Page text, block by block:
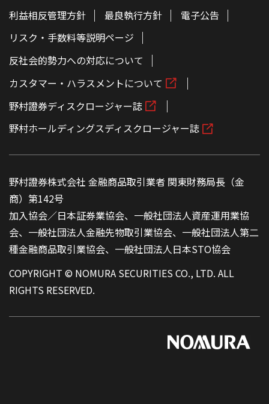
利益相反管理方針
最良執行方針
電子公告
リスク・手数料等説明ページ
反社会的勢力への対応について
カスタマー・ハラスメントについて
野村證券ディスクロージャー誌
野村ホールディングスディスクロージャー誌
野村證券株式会社 金融商品取引業者 関東財務局長（金
商）第142号
加入協会／日本証券業協会、一般社団法人資産運用業協
会、一般社団法人金融先物取引業協会、一般社団法人第二
種金融商品取引業協会、一般社団法人日本STO協会
COPYRIGHT © NOMURA SECURITIES CO., LTD. ALL
RIGHTS RESERVED.